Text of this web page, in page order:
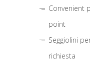
Convenient
point
Seggiolini
richiesta